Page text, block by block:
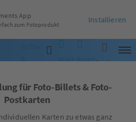
Software
WarenkorbAnmelden
Suche
für Foto-Billets & Foto-
Postkarten
Karten zu etwas ganz
App
zum Fotoprodukt
Installieren